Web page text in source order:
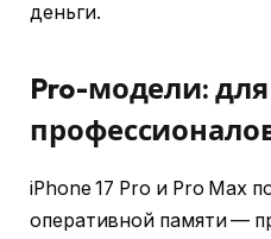
деньги.
Pro-модели: для
iPhone 17 Pro и Pro Max
оперативной памяти —